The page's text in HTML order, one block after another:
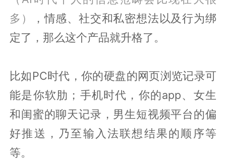
多）
，情感、社交和私密想法以及行为绑
定了，那么这个产品就升格了。
比如PC时代，你的硬盘的网页浏览记录可
能是你软肋；手机时代，你的app、女生
和闺蜜的聊天记录，男生短视频平台的偏
好推送，乃至输入法联想结果的顺序等
等。